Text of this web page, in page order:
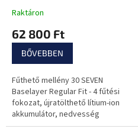
Raktáron
62 800 Ft
BŐVEBBEN
Fűthető mellény 30 SEVEN
Baselayer Regular Fit - 4 fűtési
fokozat, újratölthető lítium-ion
akkumulátor, nedvesség
elvezető hálós anyag, 2 oldalsó